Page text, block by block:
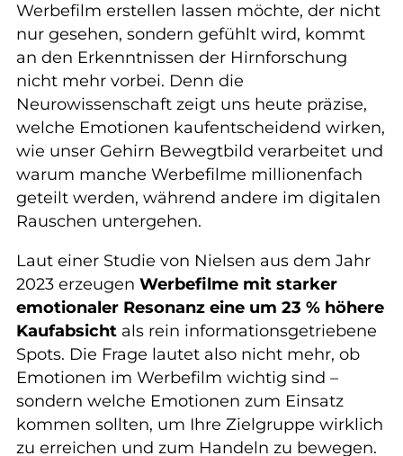
Werbefilm erstellen lassen möchte, der nicht
nur gesehen, sondern gefühlt wird, kommt
an den Erkenntnissen der Hirnforschung
nicht mehr vorbei. Denn die
Neurowissenschaft zeigt uns heute präzise,
welche Emotionen kaufentscheidend wirken,
wie unser Gehirn Bewegtbild verarbeitet und
warum manche Werbefilme millionenfach
geteilt werden, während andere im digitalen
Rauschen untergehen.
Laut einer Studie von Nielsen aus dem Jahr
2023 erzeugen Werbefilme mit starker
emotionaler Resonanz eine um 23 % höhere
Kaufabsichtals rein informationsgetriebene
Spots. Die Frage lautet also nicht mehr, ob
Emotionen im Werbefilm wichtig sind –
sondern welche Emotionen zum Einsatz
kommen sollten, um Ihre Zielgruppe wirklich
zu erreichen und zum Handeln zu bewegen.